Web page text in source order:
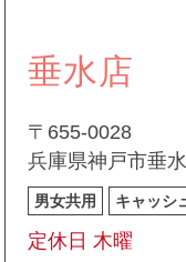
垂水店
〒655-0028
兵庫県神戸市垂
男女共用 キャッシ
定休日 木曜